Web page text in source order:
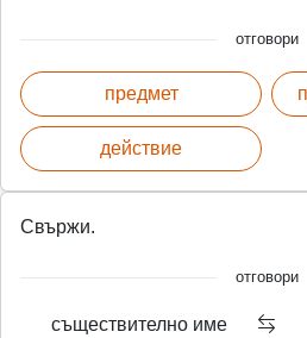
отговори
предмет
действие
Свържи.
отговори
съществително име